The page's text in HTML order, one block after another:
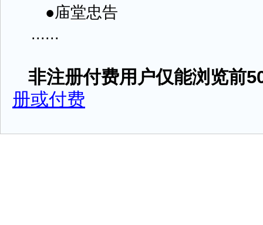
●庙堂忠告
......
非注册付费用户仅能浏览前
册或付费